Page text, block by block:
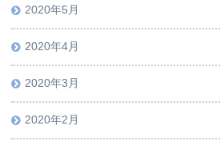
2020年5月
2020年4月
2020年3月
2020年2月